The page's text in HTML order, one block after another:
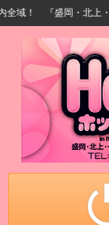
！ 『盛岡・北上・